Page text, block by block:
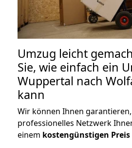
Umzug leicht
Sie, wie einfach ein
Wuppertal nach
kann
Wir können Ihnen
professionelles Netzwerk
einem kostengünstigen Preis